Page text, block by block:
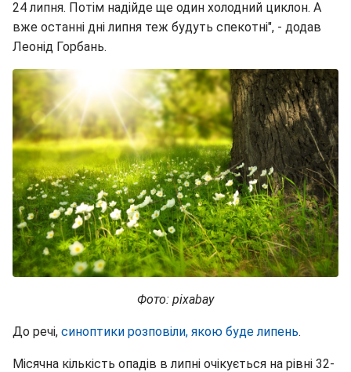
24 липня. Потім надійде ще один холодний циклон. А
вже останні дні липня теж будуть спекотні", - додав
Леонід Горбань.
Фото: pixabay
До речі, синоптики розповіли, якою буде липень.
Місячна кількість опадів в липні очікується на рівні 32-